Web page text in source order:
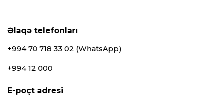
Əlaqə telefonları
+994 70 718 33 02 (WhatsApp)
+994 12 000
E-poçt adresi